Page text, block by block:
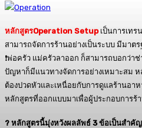
หลักสูตรOperation Setupเป็นการเทร
สามารถจัดการร้านอย่างเป็นระบบ มีมาต
❗พ่อครัว แม่ครัวลาออก ก็สามารถบอกว่า
ปัญหาก็มีแนวทางจัดการอย่างเหมาะสม
ต้องปวดหัวและเหนื่อยกับการดูแลร้านอา
หลักสูตรที่ออกแบบมาเพื่อผู้ประกอบการร้
? หลักสูตรนี้มุ่งหวังผลลัพธ์ 3 ข้อเป็นสำคัญ